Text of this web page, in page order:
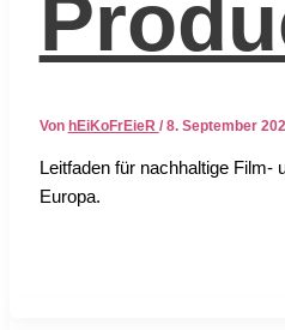
Von hEiKoFrEieR / 8. September
Leit­fa­den für nach­hal­ti­ge Film-
Euro­pa.